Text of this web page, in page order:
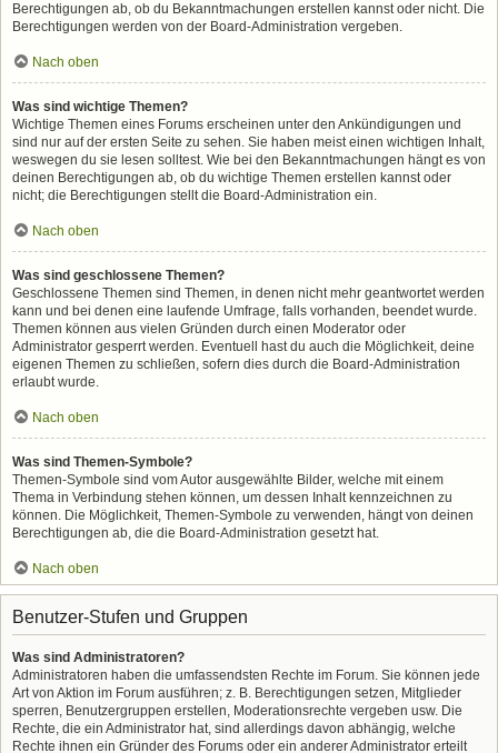
Berechtigungen ab, ob du Bekanntmachungen erstellen kannst oder nicht. Die
Berechtigungen werden von der Board-Administration vergeben.
Nach oben
Was sind wichtige Themen?
Wichtige Themen eines Forums erscheinen unter den Ankündigungen und
sind nur auf der ersten Seite zu sehen. Sie haben meist einen wichtigen Inhalt,
weswegen du sie lesen solltest. Wie bei den Bekanntmachungen hängt es von
deinen Berechtigungen ab, ob du wichtige Themen erstellen kannst oder
nicht; die Berechtigungen stellt die Board-Administration ein.
Nach oben
Was sind geschlossene Themen?
Geschlossene Themen sind Themen, in denen nicht mehr geantwortet werden
kann und bei denen eine laufende Umfrage, falls vorhanden, beendet wurde.
Themen können aus vielen Gründen durch einen Moderator oder
Administrator gesperrt werden. Eventuell hast du auch die Möglichkeit, deine
eigenen Themen zu schließen, sofern dies durch die Board-Administration
erlaubt wurde.
Nach oben
Was sind Themen-Symbole?
Themen-Symbole sind vom Autor ausgewählte Bilder, welche mit einem
Thema in Verbindung stehen können, um dessen Inhalt kennzeichnen zu
können. Die Möglichkeit, Themen-Symbole zu verwenden, hängt von deinen
Berechtigungen ab, die die Board-Administration gesetzt hat.
Nach oben
Benutzer-Stufen und Gruppen
Was sind Administratoren?
Administratoren haben die umfassendsten Rechte im Forum. Sie können jede
Art von Aktion im Forum ausführen; z. B. Berechtigungen setzen, Mitglieder
sperren, Benutzergruppen erstellen, Moderationsrechte vergeben usw. Die
Rechte, die ein Administrator hat, sind allerdings davon abhängig, welche
Rechte ihnen ein Gründer des Forums oder ein anderer Administrator erteilt